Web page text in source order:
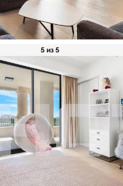
5 из 5